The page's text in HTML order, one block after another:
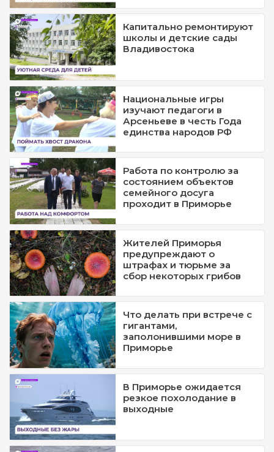
Капитально ремонтируют
школы и детские сады
Владивостока
Национальные игры
изучают педагоги в
Арсеньеве в честь Года
единства народов РФ
Работа по контролю за
состоянием объектов
семейного досуга
проходит в Приморье
Жителей Приморья
предупреждают о
штрафах и тюрьме за
сбор некоторых грибов
Что делать при встрече с
гигантами,
заполонившими море в
Приморье
В Приморье ожидается
резкое похолодание в
выходные